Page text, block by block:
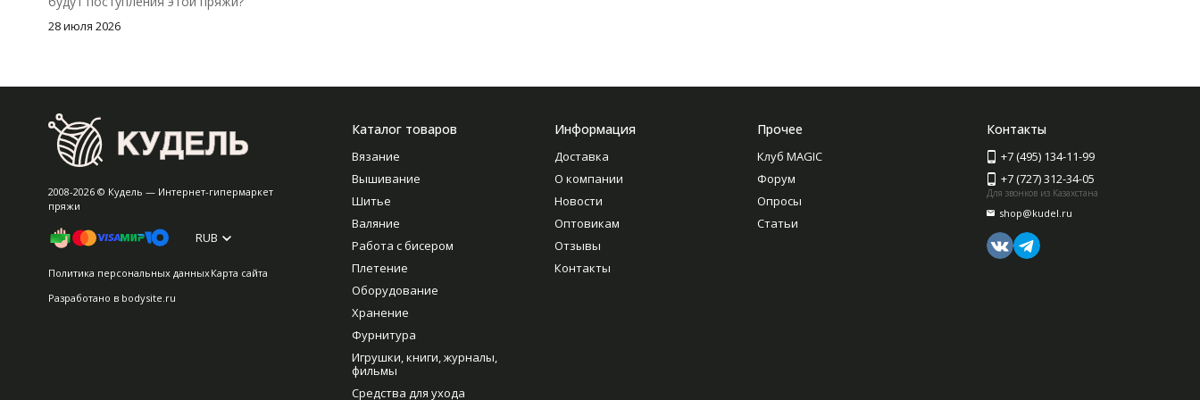
28 июля 2026
2008-2026 © Кудель — Интернет-гипермаркет
пряжи
RUB
Политика персональных данныхКарта сайта
Разработано в bodysite.ru
Каталог товаров
Вязание
Вышивание
Шитье
Валяние
Работа с бисером
Плетение
Оборудование
Хранение
Фурнитура
Игрушки, книги, журналы,
фильмы
Средства для ухода
Информация
Доставка
О компании
Новости
Оптовикам
Отзывы
Контакты
Прочее
Клуб MAGIC
Форум
Опросы
Статьи
Контакты
+7 (495) 134-11-99
+7 (727) 312-34-05
Для звонков из Казахстана
shop@kudel.ru